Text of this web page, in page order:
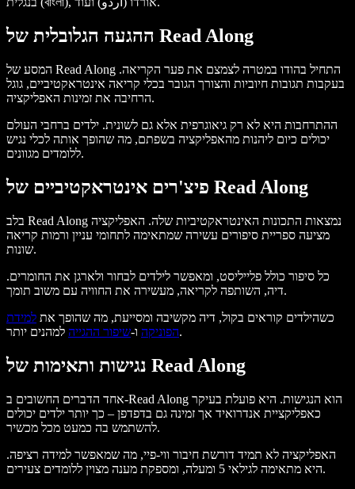
ההגעה הגלובלית של Read Along
המסע של Read Along התחיל בהודו במטרה לצמצם את פער הקריאה.
בעקבות תגובות חיוביות והצורך הגובר בכלי קריאה אינטראקטיביים, גוגל
הרחיבה את זמינות האפליקציה.
ההתרחבות היא לא רק גיאוגרפית אלא גם לשונית. ילדים ברחבי העולם
יכולים כיום ליהנות מהאפליקציה בשפתם, מה שהופך אותה לכלי נגיש
ללומדים מגוונים.
פיצ'רים אינטראקטיביים של Read Along
בלב Read Along נמצאות התכונות האינטראקטיביות שלה. האפליקציה
מציעה ספריית סיפורים עשירה שמתאימה לתחומי עניין ורמות קריאה
שונות.
כל סיפור כולל פלייליסט, ומאפשר לילדים לבחור ולארגן את החומרים.
דיה, השותפה לקריאה, מעשירה את החוויה עם משוב תומך.
כשהילדים קוראים בקול, דיה מקשיבה ומסייעת, מה שהופך את למידת
הפוניקה ו-שיפור ההגייה למהנים יותר.
נגישות ותאימות של Read Along
אחד הדברים החשובים ב-Read Along הוא הנגישות. היא פועלת בעיקר
כאפליקציית אנדרואיד אך זמינה גם בדפדפן – כך יותר ילדים יכולים
להשתמש בה כמעט מכל מכשיר.
האפליקציה לא תמיד דורשת חיבור ווי-פיי, מה שמאפשר למידה רציפה.
היא מתאימה לגילאי 5 ומעלה, ומספקת מענה מצוין ללומדים צעירים.